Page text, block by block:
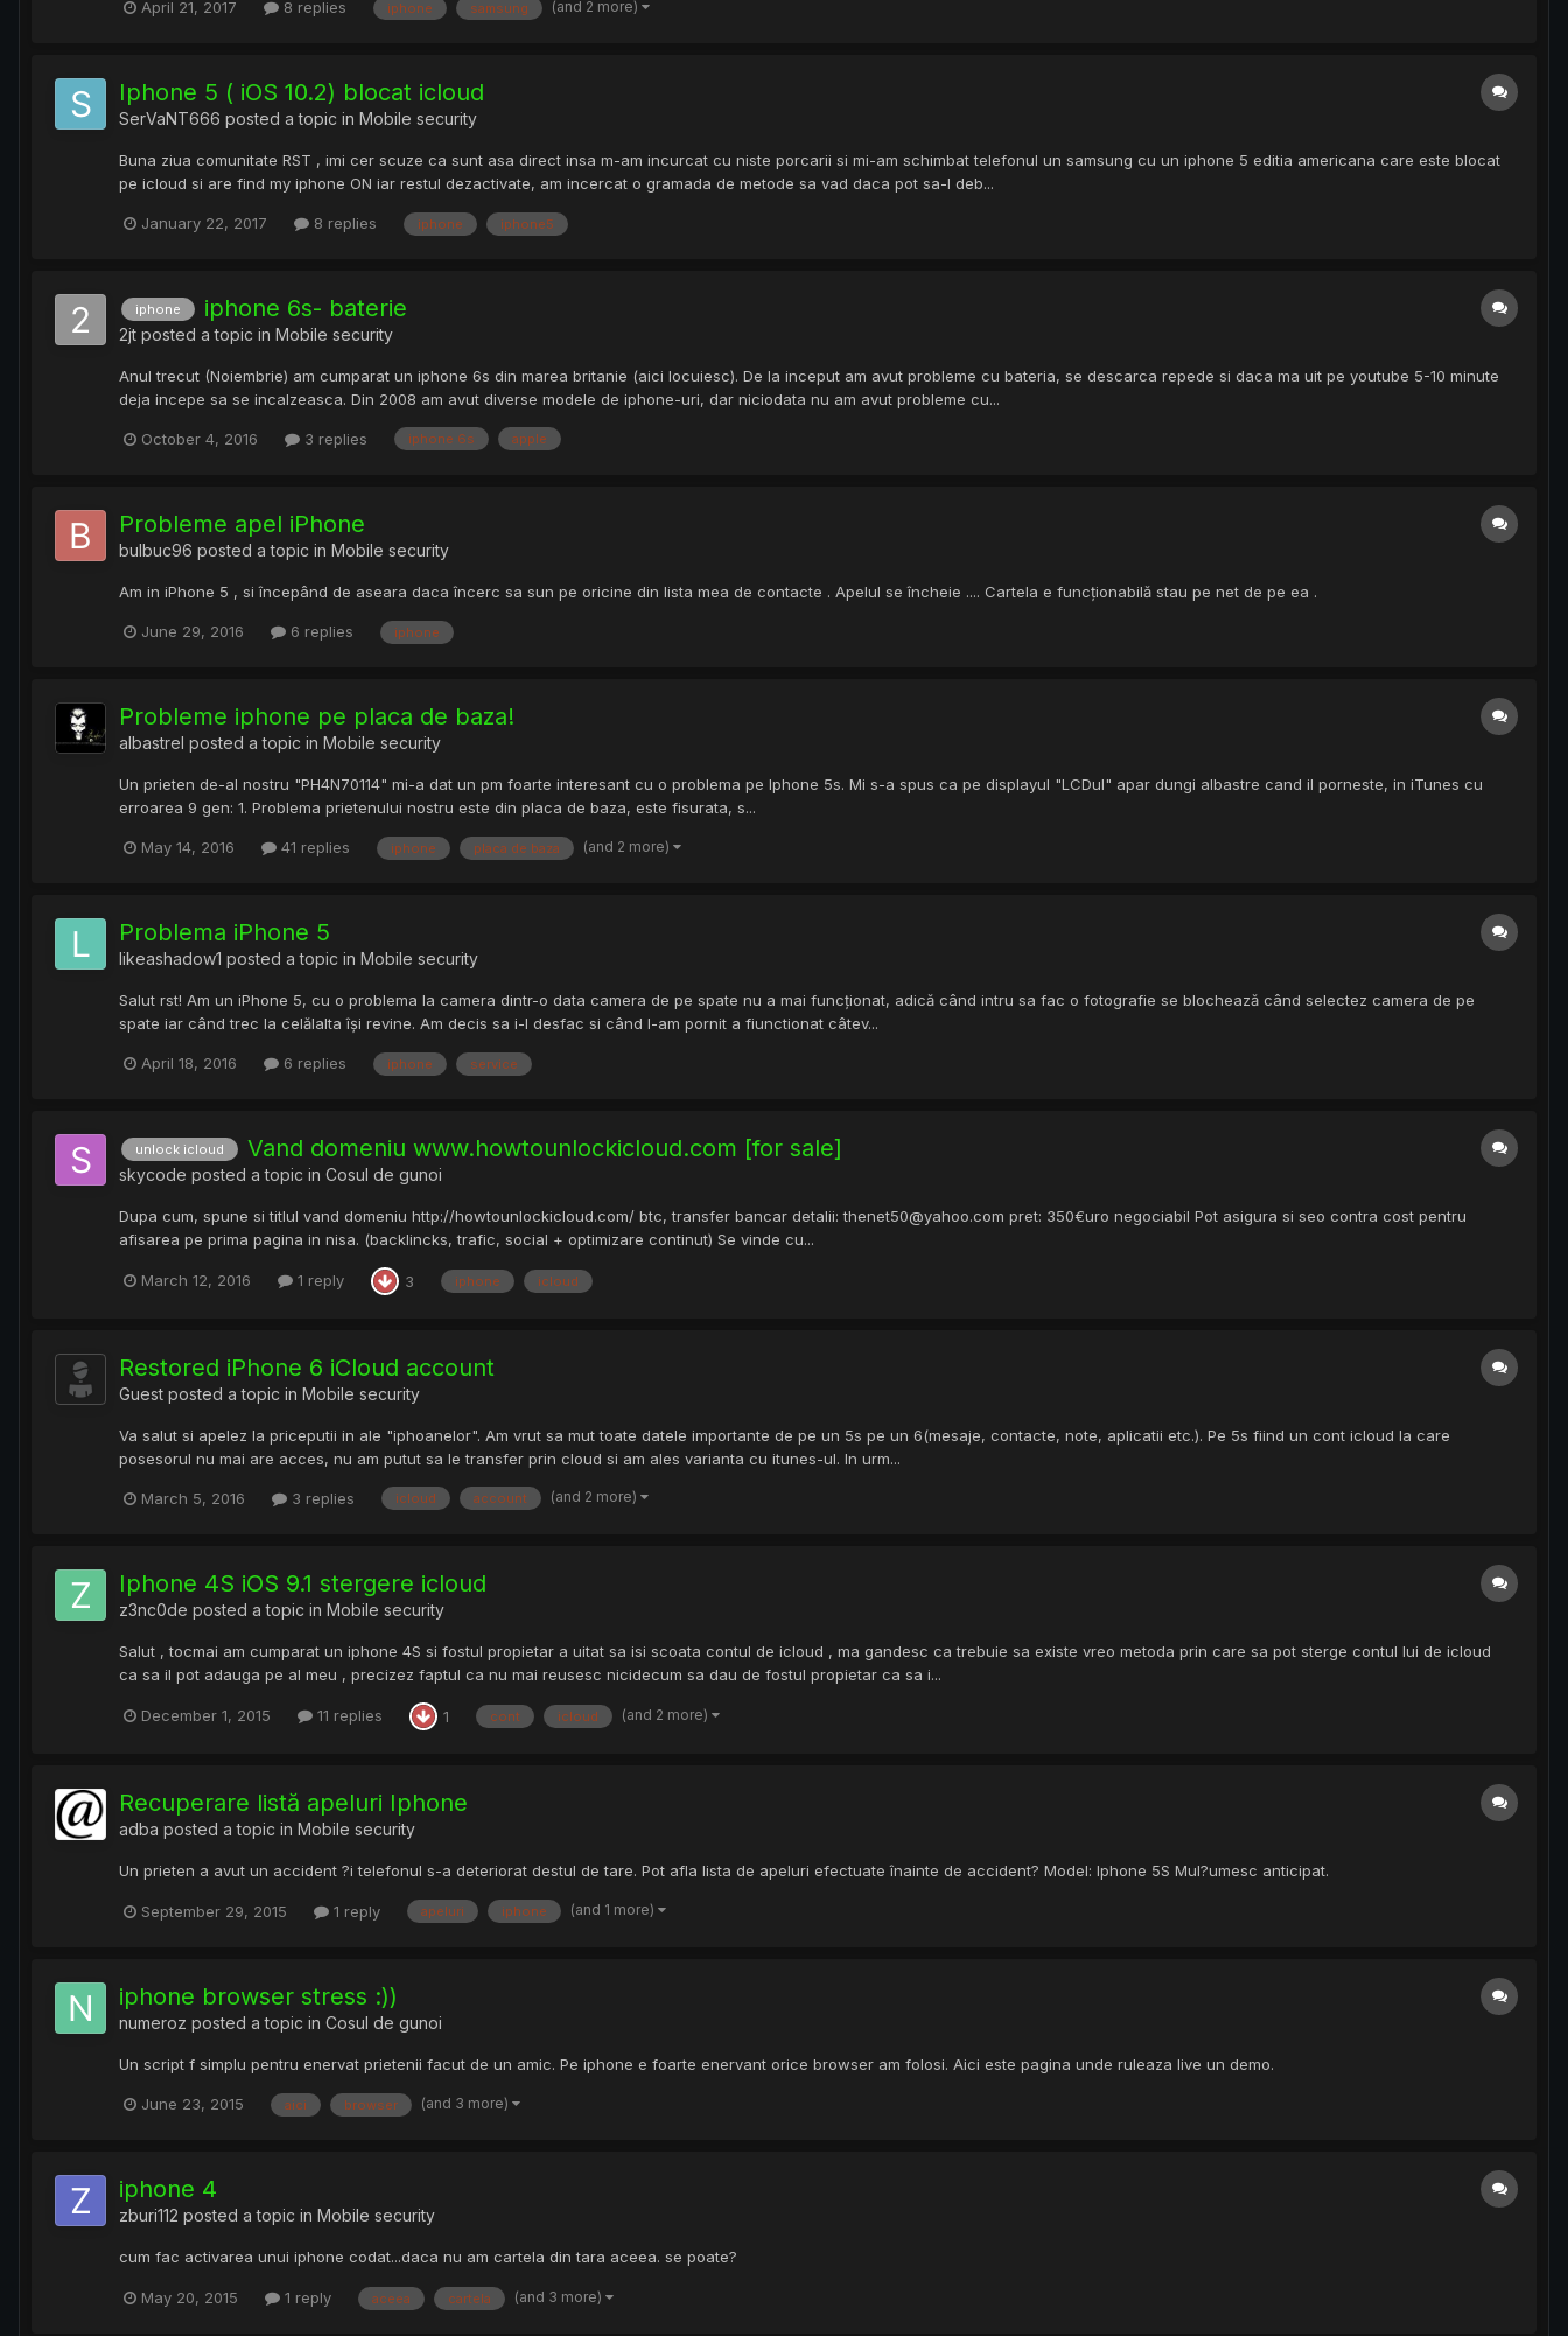
April 21, 2017 8 replies iphone samsung (and 2 more)
Iphone 5 ( iOS 10.2) blocat icloud
SerVaNT666 posted a topic in Mobile security
Buna ziua comunitate RST , imi cer scuze ca sunt asa direct insa m-am incurcat cu niste porcarii si mi-am schimbat telefonul un samsung cu un iphone 5 editia americana care este blocat
pe icloud si are find my iphone ON iar restul dezactivate, am incercat o gramada de metode sa vad daca pot sa-l deb...
January 22, 2017 8 replies iphone iphone5
iphone iphone 6s- baterie
2jt posted a topic in Mobile security
Anul trecut (Noiembrie) am cumparat un iphone 6s din marea britanie (aici locuiesc). De la inceput am avut probleme cu bateria, se descarca repede si daca ma uit pe youtube 5-10 minute
deja incepe sa se incalzeasca. Din 2008 am avut diverse modele de iphone-uri, dar niciodata nu am avut probleme cu...
October 4, 2016 3 replies iphone 6s apple
Probleme apel iPhone
bulbuc96 posted a topic in Mobile security
Am in iPhone 5 , si începând de aseara daca încerc sa sun pe oricine din lista mea de contacte . Apelul se încheie .... Cartela e funcționabilă stau pe net de pe ea .
June 29, 2016 6 replies iphone
Probleme iphone pe placa de baza!
albastrel posted a topic in Mobile security
Un prieten de-al nostru "PH4N70114" mi-a dat un pm foarte interesant cu o problema pe Iphone 5s. Mi s-a spus ca pe displayul "LCDul" apar dungi albastre cand il porneste, in iTunes cu
erroarea 9 gen: 1. Problema prietenului nostru este din placa de baza, este fisurata, s...
May 14, 2016 41 replies iphone placa de baza (and 2 more)
Problema iPhone 5
likeashadow1 posted a topic in Mobile security
Salut rst! Am un iPhone 5, cu o problema la camera dintr-o data camera de pe spate nu a mai funcționat, adică când intru sa fac o fotografie se blochează când selectez camera de pe
spate iar când trec la celălalta își revine. Am decis sa i-l desfac si când l-am pornit a fiunctionat câtev...
April 18, 2016 6 replies iphone service
unlock icloud Vand domeniu www.howtounlockicloud.com [for sale]
skycode posted a topic in Cosul de gunoi
Dupa cum, spune si titlul vand domeniu http://howtounlockicloud.com/ btc, transfer bancar detalii: thenet50@yahoo.com pret: 350€uro negociabil Pot asigura si seo contra cost pentru
afisarea pe prima pagina in nisa. (backlincks, trafic, social + optimizare continut) Se vinde cu...
March 12, 2016 1 reply 3 iphone icloud
Restored iPhone 6 iCloud account
Guest posted a topic in Mobile security
Va salut si apelez la priceputii in ale "iphoanelor". Am vrut sa mut toate datele importante de pe un 5s pe un 6(mesaje, contacte, note, aplicatii etc.). Pe 5s fiind un cont icloud la care
posesorul nu mai are acces, nu am putut sa le transfer prin cloud si am ales varianta cu itunes-ul. In urm...
March 5, 2016 3 replies icloud account (and 2 more)
Iphone 4S iOS 9.1 stergere icloud
z3nc0de posted a topic in Mobile security
Salut , tocmai am cumparat un iphone 4S si fostul propietar a uitat sa isi scoata contul de icloud , ma gandesc ca trebuie sa existe vreo metoda prin care sa pot sterge contul lui de icloud
ca sa il pot adauga pe al meu , precizez faptul ca nu mai reusesc nicidecum sa dau de fostul propietar ca sa i...
December 1, 2015 11 replies 1 cont icloud (and 2 more)
Recuperare listă apeluri Iphone
adba posted a topic in Mobile security
Un prieten a avut un accident ?i telefonul s-a deteriorat destul de tare. Pot afla lista de apeluri efectuate înainte de accident? Model: Iphone 5S Mul?umesc anticipat.
September 29, 2015 1 reply apeluri iphone (and 1 more)
iphone browser stress :))
numeroz posted a topic in Cosul de gunoi
Un script f simplu pentru enervat prietenii facut de un amic. Pe iphone e foarte enervant orice browser am folosi. Aici este pagina unde ruleaza live un demo.
June 23, 2015 aici browser (and 3 more)
iphone 4
zburi112 posted a topic in Mobile security
cum fac activarea unui iphone codat...daca nu am cartela din tara aceea. se poate?
May 20, 2015 1 reply aceea cartela (and 3 more)